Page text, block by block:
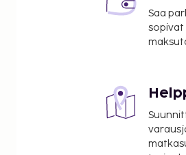
Le Col -hiihtohissi - 12,2 km
Le Ruisseau -hiihtohissi -
Paradrenalin
Lähimmät lentokentät
Grenoble (GNB-Grenoble -
Nizza (NCE-Cote d'Azur) -
Käytössäsi on ilmaiset
Saa
sopivat